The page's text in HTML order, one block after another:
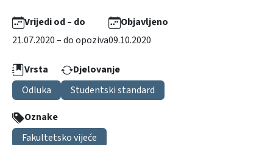
Vrijedi od – do
21.07.2020 – do opoziva
Objavljeno
09.10.2020
Vrsta
Odluka
Djelovanje
Studentski standard
Oznake
Fakultetsko vijeće